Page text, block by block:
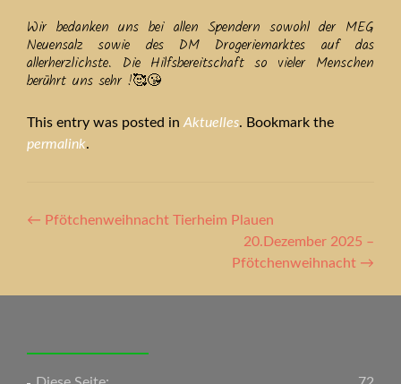
Wir bedanken uns bei allen Spendern sowohl der MEG
Neuensalz sowie des DM Drogeriemarktes auf das
allerherzlichste. Die Hilfsbereitschaft so vieler Menschen
berührt uns sehr !🥰😘
This entry was posted in Aktuelles. Bookmark the
permalink.
Artikel-
← Pfötchenweihnacht Tierheim Plauen
20.Dezember 2025 –
Pfötchenweihnacht →